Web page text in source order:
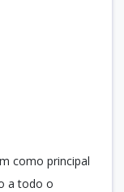
como principal
a todo o